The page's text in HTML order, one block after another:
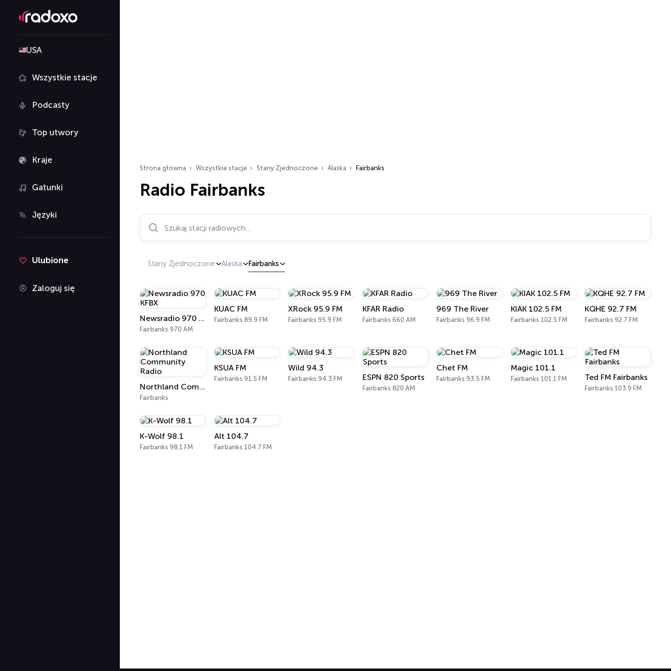
USA
Wszystkie stacje
Podcasty
Top utwory
Kraje
Gatunki
Języki
Ulubione
Zaloguj się
Strona główna Wszystkie stacje Stany Zjednoczone Alaska Fairbanks
Radio Fairbanks
Szukaj stacji radiowych…
Stany Zjednoczone Alaska Fairbanks
Newsradio 970 KFBX
Fairbanks 970 AM
KUAC FM
Fairbanks 89.9 FM
XRock 95.9 FM
Fairbanks 95.9 FM
KFAR Radio
Fairbanks 660 AM
969 The River
Fairbanks 96.9 FM
KIAK 102.5 FM
Fairbanks 102.5 FM
KQHE 92.7 FM
Fairbanks 92.7 FM
Northland Community Radio
Fairbanks
KSUA FM
Fairbanks 91.5 FM
Wild 94.3
Fairbanks 94.3 FM ESPN 820 Sports
Fairbanks 820 AM
Chet FM
Fairbanks 93.5 FM
Magic 101.1
Fairbanks 101.1 FM Ted FM Fairbanks
Fairbanks 103.9 FM
K-Wolf 98.1
Fairbanks 98.1 FM
Alt 104.7
Fairbanks 104.7 FM